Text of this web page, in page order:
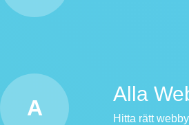
A
Alla
Hitta rätt